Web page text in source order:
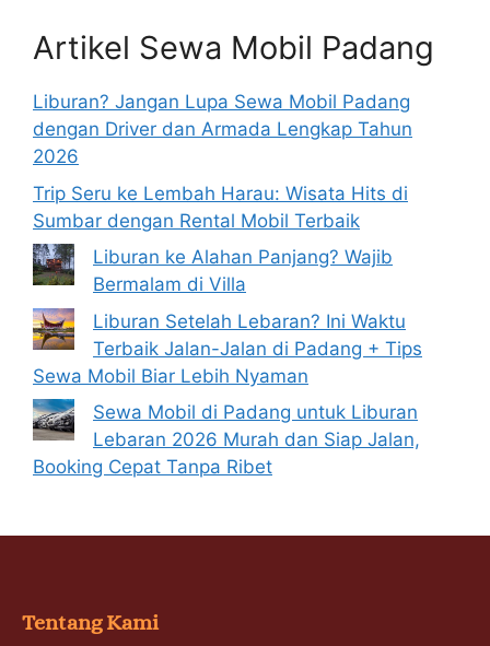
Artikel Sewa Mobil Padang
Liburan? Jangan Lupa Sewa Mobil Padang
dengan Driver dan Armada Lengkap Tahun
2026
Trip Seru ke Lembah Harau: Wisata Hits di
Sumbar dengan Rental Mobil Terbaik
Liburan ke Alahan Panjang? Wajib
Bermalam di Villa
Liburan Setelah Lebaran? Ini Waktu
Terbaik Jalan-Jalan di Padang + Tips
Sewa Mobil Biar Lebih Nyaman
Sewa Mobil di Padang untuk Liburan
Lebaran 2026 Murah dan Siap Jalan,
Booking Cepat Tanpa Ribet
Tentang Kami